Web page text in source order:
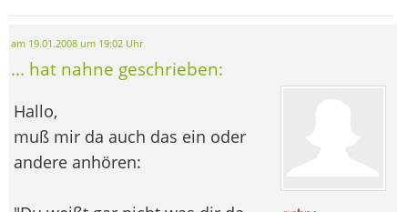
am 19.01.2008 um 19:02 Uhr
... hat nahne geschrieben:
Hallo,
muß mir da auch das ein oder
andere anhören: